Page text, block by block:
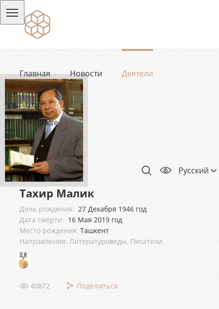
Главная Новости Деятели
О проекте
Русский
Тахир Малик
День рождения: 27 Декабря 1946 год
Дата смерти: 16 Мая 2019 год
Место рождения: Ташкент
Направления: Литературоведы, Писатели
40872 Поделиться